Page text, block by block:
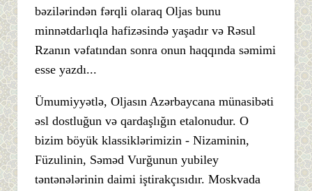
bəzilərindən fərqli olaraq Oljas bunu
minnətdarlıqla hafizəsində yaşadır və Rəsul
Rzanın vəfatından sonra onun haqqında səmimi
esse yazdı...
Ümumiyyətlə, Oljasın Azərbaycana münasibəti
əsl dostluğun və qardaşlığın etalonudur. O
bizim böyük klassiklərimizin - Nizaminin,
Füzulinin, Səməd Vurğunun yubiley
təntənələrinin daimi iştirakçısıdır. Moskvada